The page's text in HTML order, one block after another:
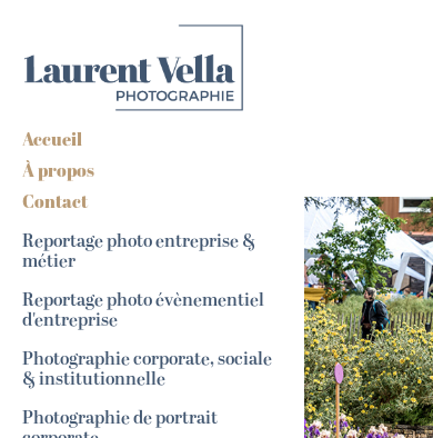
Accueil
À propos
Contact
Reportage photo entreprise &
métier
Reportage photo évènementiel
d'entreprise
Photographie corporate, sociale
& institutionnelle
Photographie de portrait